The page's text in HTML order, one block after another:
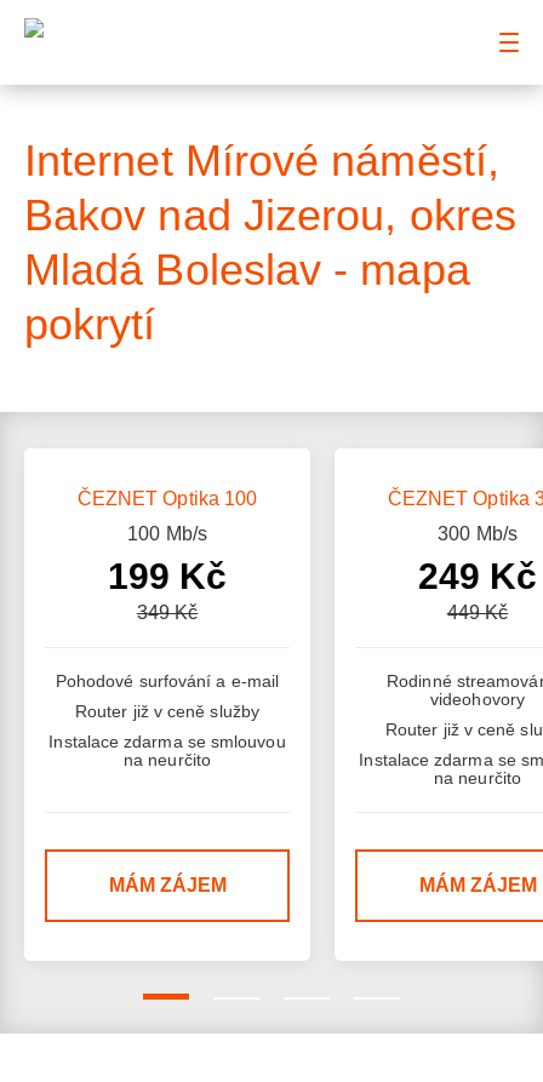
Internet Mírové náměstí,
Bakov nad Jizerou, okres
Mladá Boleslav - mapa
pokrytí
ČEZNET Optika 100
100 Mb/s
199 Kč
349 Kč
Pohodové surfování a e-mail
Router již v ceně služby
Instalace zdarma se smlouvou
na neurčito
MÁM ZÁJEM
ČEZNET Optika
300 Mb/s
249 Kč
449 Kč
Rodinné
videohovory
Router již v ceně
Instalace zdarma se
na neurčito
MÁM ZÁJEM
: Mapa pokrytí ulice